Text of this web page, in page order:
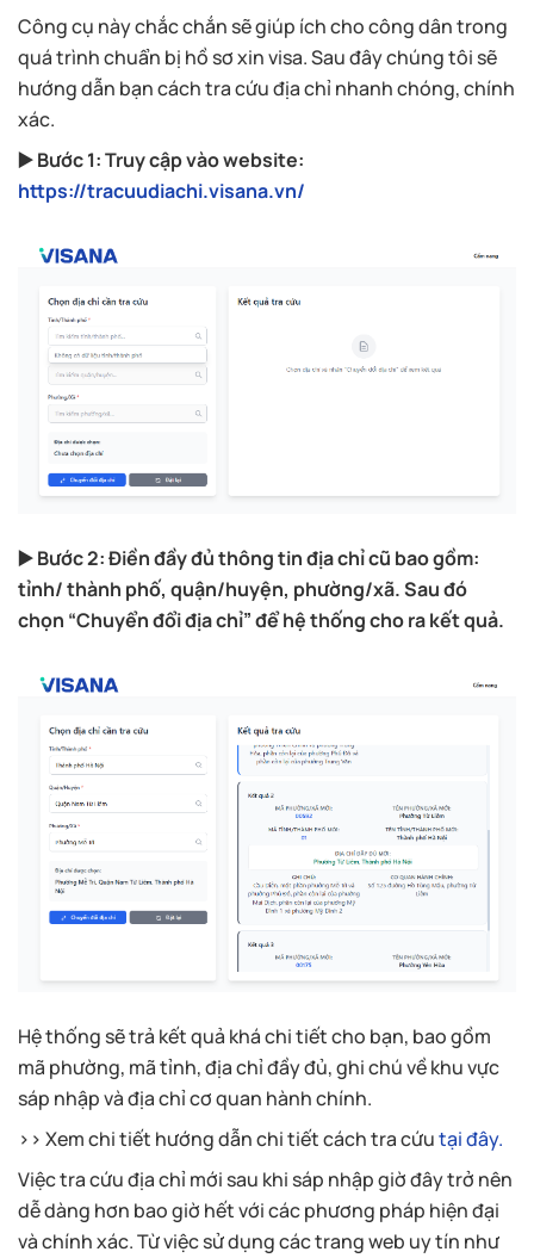
Công cụ này chắc chắn sẽ giúp ích cho công dân trong
quá trình chuẩn bị hồ sơ xin visa. Sau đây chúng tôi sẽ
hướng dẫn bạn cách tra cứu địa chỉ nhanh chóng, chính
xác.
▶️ Bước 1: Truy cập vào website:
https://tracuudiachi.visana.vn/
▶️ Bước 2: Điền đầy đủ thông tin địa chỉ cũ bao gồm:
tỉnh/ thành phố, quận/huyện, phường/xã. Sau đó
chọn “Chuyển đổi địa chỉ” để hệ thống cho ra kết quả.
Hệ thống sẽ trả kết quả khá chi tiết cho bạn, bao gồm
mã phường, mã tỉnh, địa chỉ đầy đủ, ghi chú về khu vực
sáp nhập và địa chỉ cơ quan hành chính.
>> Xem chi tiết hướng dẫn chi tiết cách tra cứutại đây.
Việc tra cứu địa chỉ mới sau khi sáp nhập giờ đây trở nên
dễ dàng hơn bao giờ hết với các phương pháp hiện đại
và chính xác. Từ việc sử dụng các trang web uy tín như